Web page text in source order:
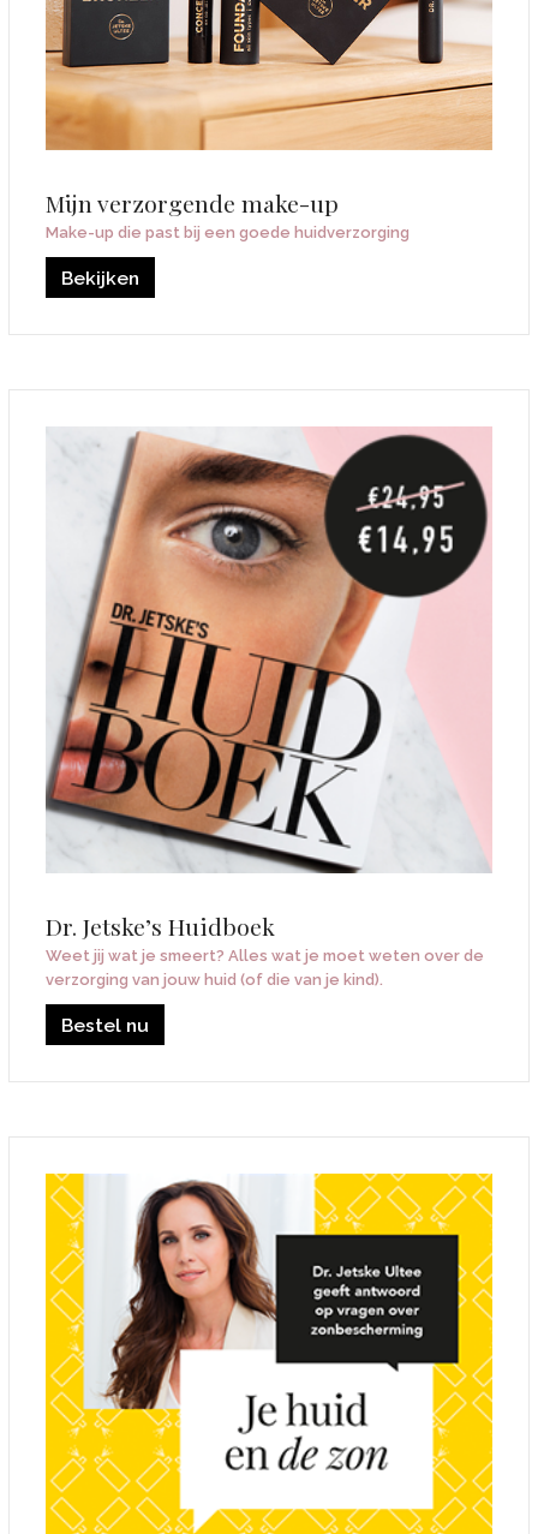
Mijn verzorgende make-up
Make-up die past bij een goede huidverzorging
Bekijken
Dr. Jetske’s Huidboek
Weet jij wat je smeert? Alles wat je moet weten over de
verzorging van jouw huid (of die van je kind).
Bestel nu